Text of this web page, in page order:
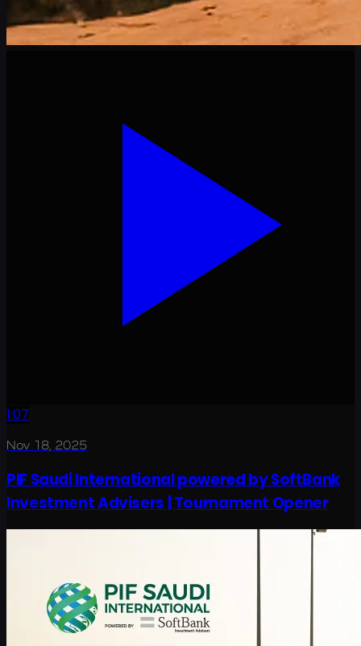
1:07
Nov 18, 2025
PIF Saudi International powered by SoftBank
Investment Advisers | Tournament Opener